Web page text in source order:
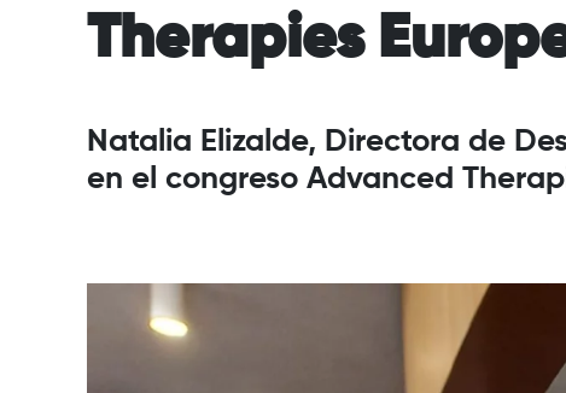
Therapies
Natalia Elizalde, Directora de
en el congreso Advanced